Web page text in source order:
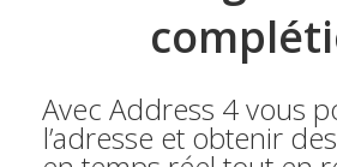
Avec Address 4 vous
l’adresse et obtenir